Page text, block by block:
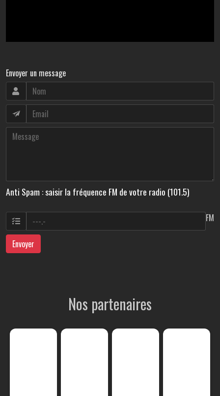
Envoyer un message
Anti Spam : saisir la fréquence FM de votre radio (101.5)
FM
Envoyer
Nos partenaires